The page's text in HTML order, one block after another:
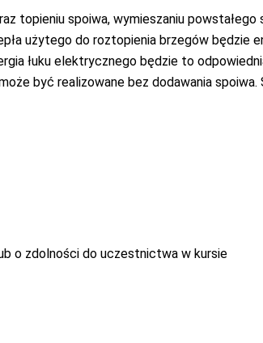
topieniu spoiwa, wymieszaniu powstałego
użytego do roztopienia brzegów będzie
łuku elektrycznego będzie to
być realizowane bez dodawania spoiwa.
o zdolności do uczestnictwa w kursie